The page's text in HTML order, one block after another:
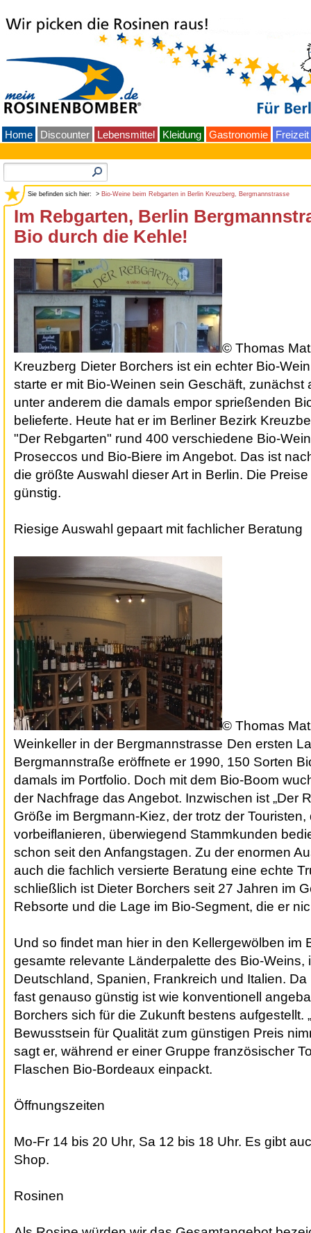
Home Discounter Lebensmittel Kleidung Gastronomie Freizeit
Sie befinden sich hier: > Bio-Weine beim Rebgarten in Berlin Kreuzberg, Bergmannstrasse
Im Rebgarten, Berlin
Bio durch die Kehle!
© Thomas
Kreuzberg Dieter Borchers ist ein echter Bio-
starte er mit Bio-Weinen sein Geschäft, zunächst
unter anderem die damals empor sprießenden
belieferte. Heute hat er im Berliner Bezirk
"Der Rebgarten" rund 400 verschiedene Bio-
Proseccos und Bio-Biere im Angebot. Das ist
die größte Auswahl dieser Art in Berlin. Die
günstig.
Riesige Auswahl gepaart mit fachlicher Beratung
© Thomas
Weinkeller in der Bergmannstrasse Den ersten
Bergmannstraße eröffnete er 1990, 150 Sorten
damals im Portfolio. Doch mit dem Bio-Boom
der Nachfrage das Angebot. Inzwischen ist „Der
Größe im Bergmann-Kiez, der trotz der
vorbeiflanieren, überwiegend Stammkunden
schon seit den Anfangstagen. Zu der enormen
auch die fachlich versierte Beratung eine echte
schließlich ist Dieter Borchers seit 27 Jahren im
Rebsorte und die Lage im Bio-Segment, die er
Und so findet man hier in den Kellergewölben im
gesamte relevante Länderpalette des Bio-Weins,
Deutschland, Spanien, Frankreich und Italien. Da
fast genauso günstig ist wie konventionell
Borchers sich für die Zukunft bestens aufgestellt.
Bewusstsein für Qualität zum günstigen Preis
sagt er, während er einer Gruppe französischer
Flaschen Bio-Bordeaux einpackt.
Öffnungszeiten
Mo-Fr 14 bis 20 Uhr, Sa 12 bis 18 Uhr. Es gibt
Shop.
Rosinen